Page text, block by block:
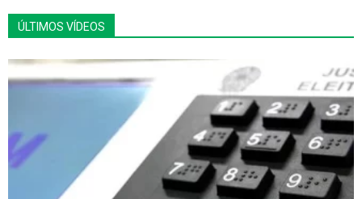
ÚLTIMOS VÍDEOS